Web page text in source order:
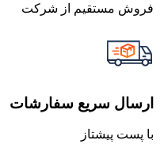
فروش مستقیم از شرکت
ارسال سریع سفارشات
با پست پیشتاز